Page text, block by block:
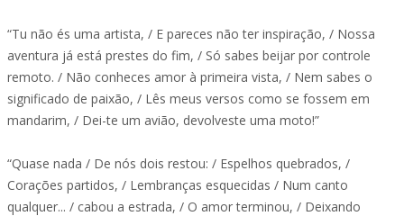
“Tu não és uma artista, / E pareces não ter inspiração, / Nossa
aventura já está prestes do fim, / Só sabes beijar por controle
remoto. / Não conheces amor à primeira vista, / Nem sabes o
significado de paixão, / Lês meus versos como se fossem em
mandarim, / Dei-te um avião, devolveste uma moto!”
“Quase nada / De nós dois restou: / Espelhos quebrados, /
Corações partidos, / Lembranças esquecidas / Num canto
qualquer... / cabou a estrada, / O amor terminou, / Deixando